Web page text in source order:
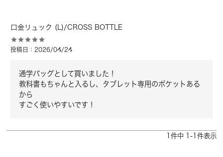
口金リュック (L)/CROSS BOTTLE
投稿日 2026/04/24
通学バッグとして買いました！
教科書もちゃんと入るし、タブレット専用のポケットある
から
すごく使いやすいです！
件中 -1 件表示